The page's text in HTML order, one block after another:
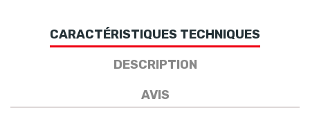
CARACTÉRISTIQUES TECHNIQUES
DESCRIPTION
AVIS